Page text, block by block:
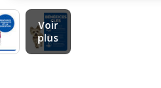
Voir
plus